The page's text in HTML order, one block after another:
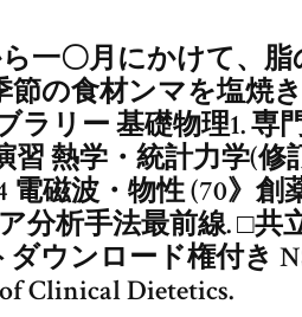
一〇月にかけて、
節の食材ンマを塩焼
ラリー 基礎物理1. 専
習 熱学・統計力学(修
電磁波・物性 (70》
分析手法最前線. □共
ウンロード権付き
Clinical Dietetics.